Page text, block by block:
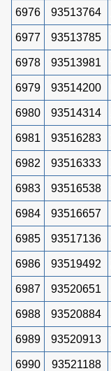
6976 93513764
6977 93513785
6978 93513981
6979 93514200
6980 93514314
6981 93516283
6982 93516333
6983 93516538
6984 93516657
6985 93517136
6986 93519492
6987 93520651
6988 93520884
6989 93520913
6990 93521188